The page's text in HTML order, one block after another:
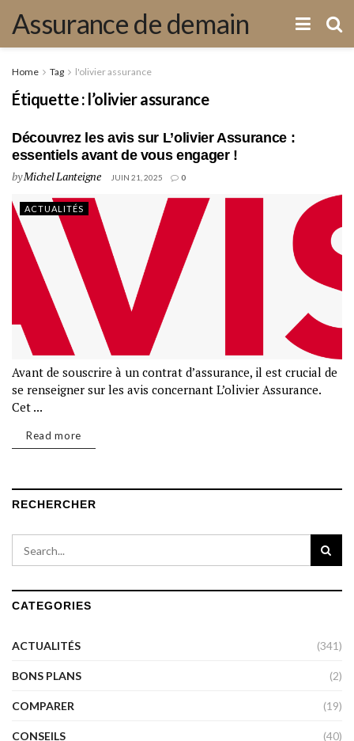
Assurance de demain
Home Tag l'olivier assurance
Étiquette : l’olivier assurance
Découvrez les avis sur L’olivier Assurance :
essentiels avant de vous engager !
byMichel Lanteigne JUIN 21, 2025 0
ACTUALITÉS
Avant de souscrire à un contrat d’assurance, il est crucial de
se renseigner sur les avis concernant L’olivier Assurance.
Cet ...
Read more
RECHERCHER
CATEGORIES
ACTUALITÉS (341)
BONS PLANS (2)
COMPARER (19)
CONSEILS (40)